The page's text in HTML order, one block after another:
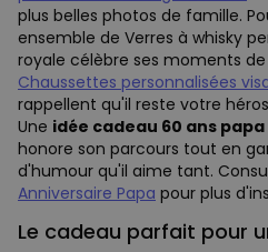
plus belles photos de famille.
ensemble de Verres à whisky
royale célèbre ses moments
Chaussettes personnalisées
rappellent qu'il reste votre
Une idée cadeau 60 ans papa
honore son parcours tout en
d'humour qu'il aime tant.
Anniversaire Papa pour plus
Le cadeau parfait pour